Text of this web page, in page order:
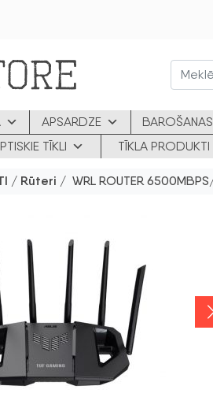
APSARDZE
TĪKLI TĪKLA PRODUKTI
/ Rūteri / WRL ROUTER